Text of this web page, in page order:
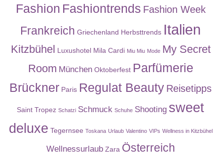
Fashion Fashiontrends Fashion Week
Frankreich Griechenland Herbsttrends Italien
Kitzbühel Luxushotel Mila Cardi Miu Miu Mode My Secret
Room München Oktoberfest Parfümerie
Brückner Paris Regulat Beauty Reisetipps
Saint Tropez Schatzi Schmuck Schuhe Shooting sweet
deluxe Tegernsee Toskana Urlaub Valentino VIPs Wellness in Kitzbühel
Wellnessurlaub Zara Österreich